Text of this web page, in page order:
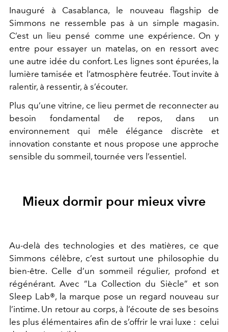
Inauguré à Casablanca, le nouveau flagship de
Simmons ne ressemble pas à un simple magasin.
C’est un lieu pensé comme une expérience. On y
entre pour essayer un matelas, on en ressort avec
une autre idée du confort. Les lignes sont épurées, la
lumière tamisée et l’atmosphère feutrée. Tout invite à
ralentir, à ressentir, à s’écouter.
Plus qu’une vitrine, ce lieu permet de reconnecter au
besoin fondamental de repos, dans un
environnement qui mêle élégance discrète et
innovation constante et nous propose une approche
sensible du sommeil, tournée vers l’essentiel.
Mieux dormir pour mieux vivre
Au-delà des technologies et des matières, ce que
Simmons célèbre, c’est surtout une philosophie du
bien-être. Celle d’un sommeil régulier, profond et
régénérant. Avec “La Collection du Siècle” et son
Sleep Lab®, la marque pose un regard nouveau sur
l’intime. Un retour au corps, à l’écoute de ses besoins
les plus élémentaires afin de s’offrir le vrai luxe : celui